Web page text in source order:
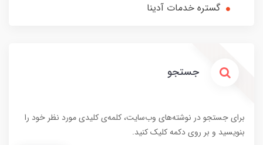
گستره خدمات آدینا
جستجو
برای جستجو در نوشته‌های وب‌سایت، کلمه‌ی کلیدی مورد نظر خود را
بنویسید و بر روی دکمه کلیک کنید.